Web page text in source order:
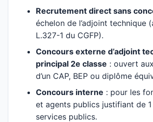
Recrutement direct sans
échelon de l’adjoint technique
L.327-1 du CGFP).
Concours externe d’adjoint
principal 2e classe : ouvert
d’un CAP, BEP ou diplôme
Concours interne : pour les
et agents publics justifiant de
services publics.